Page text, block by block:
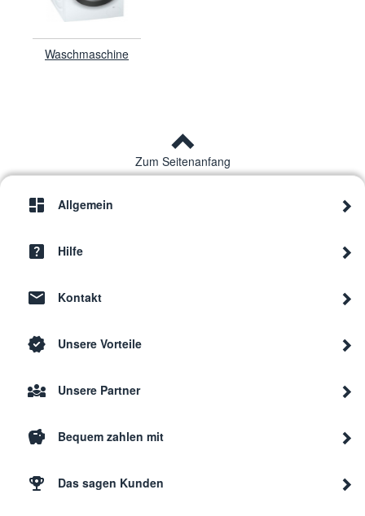
Waschmaschine
Zum Seitenanfang
Allgemein
Hilfe
Kontakt
Unsere Vorteile
Unsere Partner
Bequem zahlen mit
Das sagen Kunden